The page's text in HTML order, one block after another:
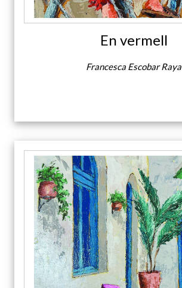
En vermell
Francesca Escobar Raya